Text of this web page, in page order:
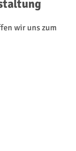
wir uns zum